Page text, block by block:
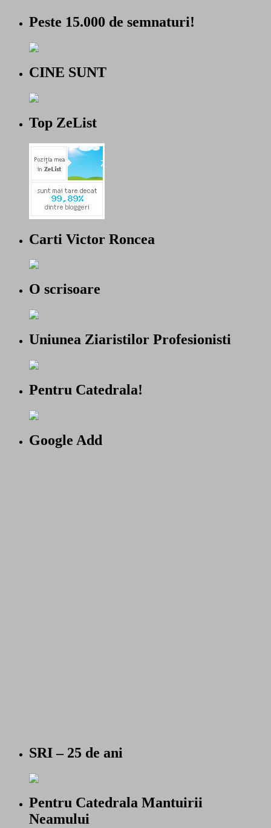
Peste 15.000 de semnaturi!
CINE SUNT
Top ZeList
Carti Victor Roncea
O scrisoare
Uniunea Ziaristilor Profesionisti
Pentru Catedrala!
Google Add
SRI – 25 de ani
Pentru Catedrala Mantuirii
Neamului